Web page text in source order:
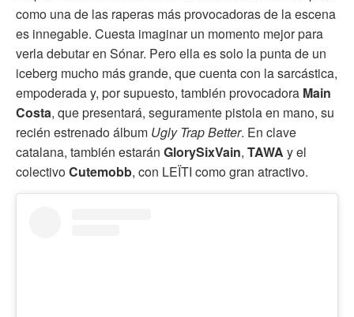
como una de las raperas más provocadoras de la escena
es innegable. Cuesta imaginar un momento mejor para
verla debutar en Sónar. Pero ella es solo la punta de un
iceberg mucho más grande, que cuenta con la sarcástica,
empoderada y, por supuesto, también provocadora Main
Costa, que presentará, seguramente pistola en mano, su
recién estrenado álbum Ugly Trap Better. En clave
catalana, también estarán GlorySixVain, TAWA y el
colectivoCutemobb, con LEÏTI como gran atractivo.